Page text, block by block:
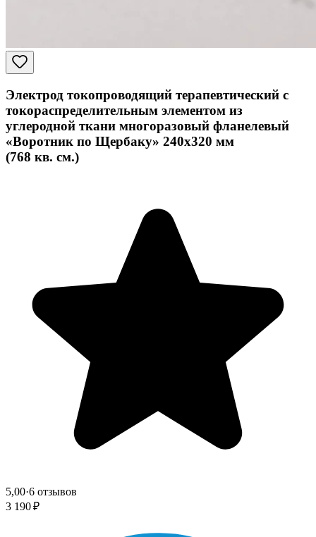
Электрод токопроводящий терапевтический с
токораспределительным элементом из
углеродной ткани многоразовый фланелевый
«Воротник по Щербаку» 240x320 мм
(768 кв. см.)
5,00·6 отзывов
3 190 ₽